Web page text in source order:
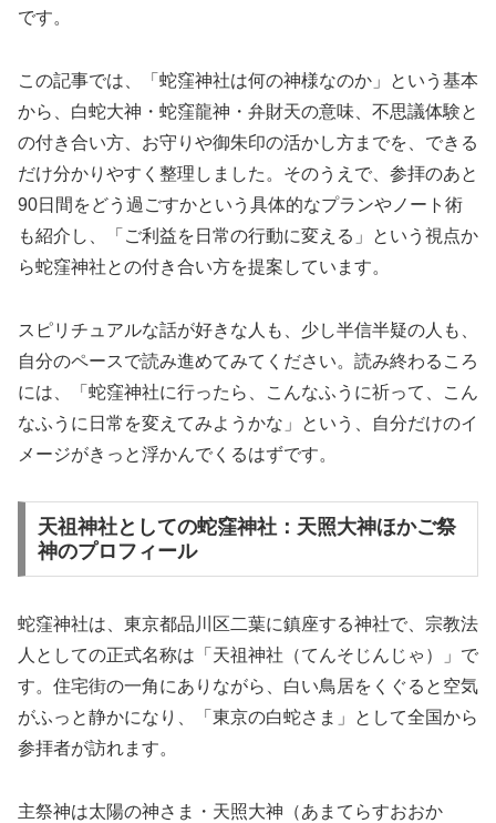
です。
この記事では、「蛇窪神社は何の神様なのか」という基本
から、白蛇大神・蛇窪龍神・弁財天の意味、不思議体験と
の付き合い方、お守りや御朱印の活かし方までを、できる
だけ分かりやすく整理しました。そのうえで、参拝のあと
90日間をどう過ごすかという具体的なプランやノート術
も紹介し、「ご利益を日常の行動に変える」という視点か
ら蛇窪神社との付き合い方を提案しています。
スピリチュアルな話が好きな人も、少し半信半疑の人も、
自分のペースで読み進めてみてください。読み終わるころ
には、「蛇窪神社に行ったら、こんなふうに祈って、こん
なふうに日常を変えてみようかな」という、自分だけのイ
メージがきっと浮かんでくるはずです。
天祖神社としての蛇窪神社：天照大神ほかご祭
神のプロフィール
蛇窪神社は、東京都品川区二葉に鎮座する神社で、宗教法
人としての正式名称は「天祖神社（てんそじんじゃ）」で
す。住宅街の一角にありながら、白い鳥居をくぐると空気
がふっと静かになり、「東京の白蛇さま」として全国から
参拝者が訪れます。
主祭神は太陽の神さま・天照大神（あまてらすおおか